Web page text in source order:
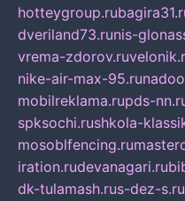
hotteygroup.ru
dveriland73.runis-
vrema-zdorov.ru
nike-air-max-95.ru
mobilreklama.rupds-
spksochi.rushkola-
mosoblfencing.ru
iration.rudevanagari.ru
dk-tulamash.rus-dez-s.ru